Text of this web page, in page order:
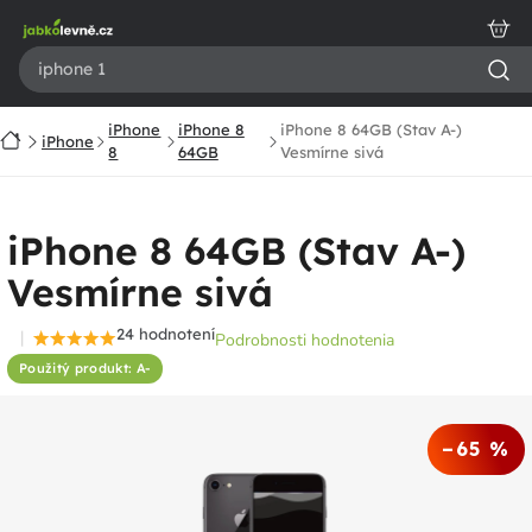
obsah
DomoviPhone
iPhone
8
iPhone 8
64GB
iPhone 8 64GB (Stav A-)
Vesmírne sivá
iPhone 8 64GB (Stav A-)
Vesmírne sivá
Použitý produkt: A-
Priemerné
hodnotenie
24 hodnoteníPodrobnosti hodnotenia
–65 %